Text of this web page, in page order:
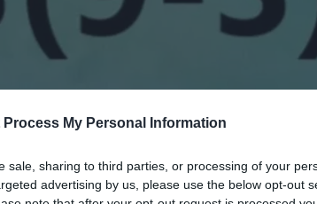
Process My Personal Information
sale, sharing to third parties, or processing of your
advertising by us, please use the below opt-out